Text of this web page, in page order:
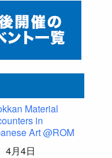
Material
in
Art @ROM
4月4日